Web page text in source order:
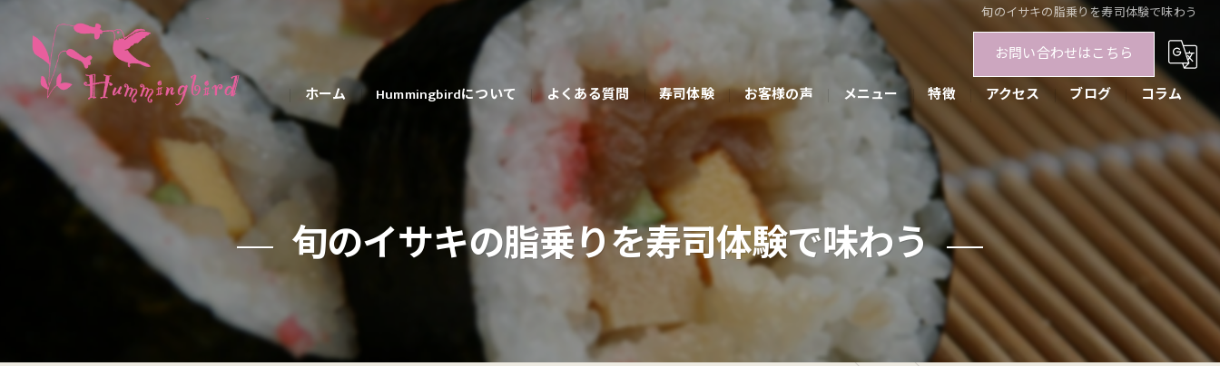
旬のイサキの脂乗りを寿司体験で味わう
お問い合わせはこちら
ホーム
Hummingbirdについて よくある質問 寿司体験 お客様の声 メニュー 特徴
文化
握り
巻き寿司
お抹茶体験
英会話教室
アクセス ブログ コラム
旬のイサキの脂乗りを寿司体験で味わう